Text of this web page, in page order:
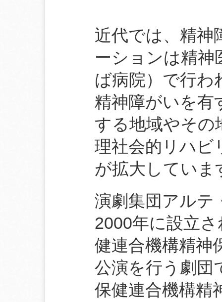
近代では、精神
ーションは精神
ば病院）で行わ
精神障がいを有
する地域やその
理社会的リハビ
が拡大していま
演劇集団アルテ
2000年に設立
健連合機構精神
公演を行う劇団
保健連合機構精